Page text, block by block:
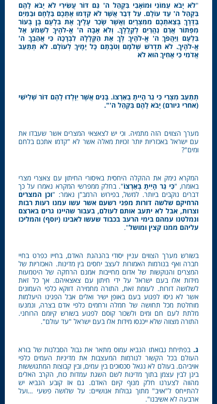
"לֹא יָבֹא עַמּוֹנִי וּמוֹאָבִי בִּקְהַל ה' גַּם דּוֹר עֲשִׂירִי לֹא יָבֹא לָהֶם
בִּקְהַל ה' עַד עוֹלָם. עַל דְּבַר אֲשֶׁר לֹא קִדְּמוּ אֶתְכֶם בַּלֶּחֶם וּבַמַּיִם
בַּדֶּרֶךְ בְּצֵאתְכֶם מִמִּצְרָיִם וַאֲשֶׁר שָׂכַר עָלֶיךָ אֶת בִּלְעָם בֶּן בְּעוֹר
מִפְּתוֹר אֲרַם נַהֲרַיִם לְקַלֲלֶךָּ. וְלֹא אָבָה ה' אֱ-לֹהֶיךָ לִשְׁמֹעַ אֶל
בִּלְעָם וַיַּהֲפֹךְ ה' אֱ-לֹהֶיךָ לְּךָ אֶת הַקְּלָלָה לִבְרָכָה כִּי אֲהֵבְךָ ה'
אֱ-לֹהֶיךָ. לֹא תִדְרשׁ שְׁלֹמָם וְטֹבָתָם כָּל יָמֶיךָ לְעוֹלָם. לֹא תְתַעֵב
אֲדֹמִי כִּי אָחִיךָ הוּא לֹא
תְתַעֵב מִצְרִי כִּי גֵר הָיִיתָ בְאַרְצוֹ. בָּנִים אֲשֶׁר יִוָּלְדוּ לָהֶם דּוֹר שְׁלִישִׁי
(אחרי גיורם) יָבֹא לָהֶם בִּקְהַל ה'".
מערך הצווים הזה מתמיה. וכי יש לצאצאי המצרים אשר שעבדו את
עם ישראל באכזריות יותר זכויות מאלה אשר לא "קדמו אתכם בלחם
ומים"?
המקרא נימק את ההקלה היחסית באיסורי החיתון עם צאצרי מצרי
באומרו, "כִּי גֵר הָיִיתָ בְאַרְצוֹ". בחלק ממפרשי המקרא נאמרו על כך
דברים נוקבים ביותר. למשל, בפירוש הרמב"ן נאמר: "וכן המצרים
הרחיקם שלשה דורות מפני רשעם אשר עשו עמנו רעות רבות
וצרות, אבל לא יתעב אותם לעולם, בעבור שהיינו גרים בארצם
ונמלטנו עמהם בימי הרעב בכבוד שעשו לאבינו (יוסף) והמליכו
עליהם ממנו קצין ומושל".
בשורש מערך הצווים עניין יסודי בהנהגת האדם, בחייו כפרט בחיי
חברה ואף בנורמות האמורות לעצב יחסים בין מדינות. האכזריות של
המצרים והנוקשות של אדום מחייבות אמנם הרחקה של היטמעות
מידות אלו בעם ישראל על ידי חיתון עם צאצאיהם. אך כל זאת
לשלושה דורות. לעומת זאת, התורה מחמירה דווקא כלפי העמונים
אשר לא ניסו לפגוע בעם באופן ישיר ואלים אבל הפגינו היעלמות
מוחלטת מכל תחושה של חמלה ורחמים כלפי אדם בצרה, ונמנעו
מלתת לעם חם ומים ולשכור קוסם לפגוע בשורש קיומם הרוחני.
התורה מצווה שלא ייכנסו מידות אלו בעם ישראל "עד עולם".
ג.בפתיחת נבואתו הנביא עמוס מתאר את גבול הסבלנות של בורא
העולם בכל הקשור לנורמות המעצבות את מדיניות העמים כלפי
אויביהם. בעולם לא נגאל סכסוכים בין עמים, ובין קבוצות המתגוששות
בינן לבין עצמן בתוך מדינות לשם השגת עמדות כוח, הקרב האלים
מהווה לצערנו חלק מנוף קיום האדם. גם אז קובע הנביא יש
להתייחס ל"אויב" מתוך גבולות אנושיים: על שלושה פשעי …ועל
ארבעה לא אשיבנו".